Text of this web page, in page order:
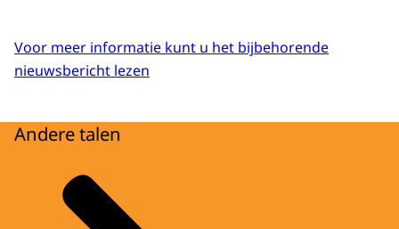
Voor meer informatie kunt u het bijbehorende
nieuwsbericht lezen
Andere talen